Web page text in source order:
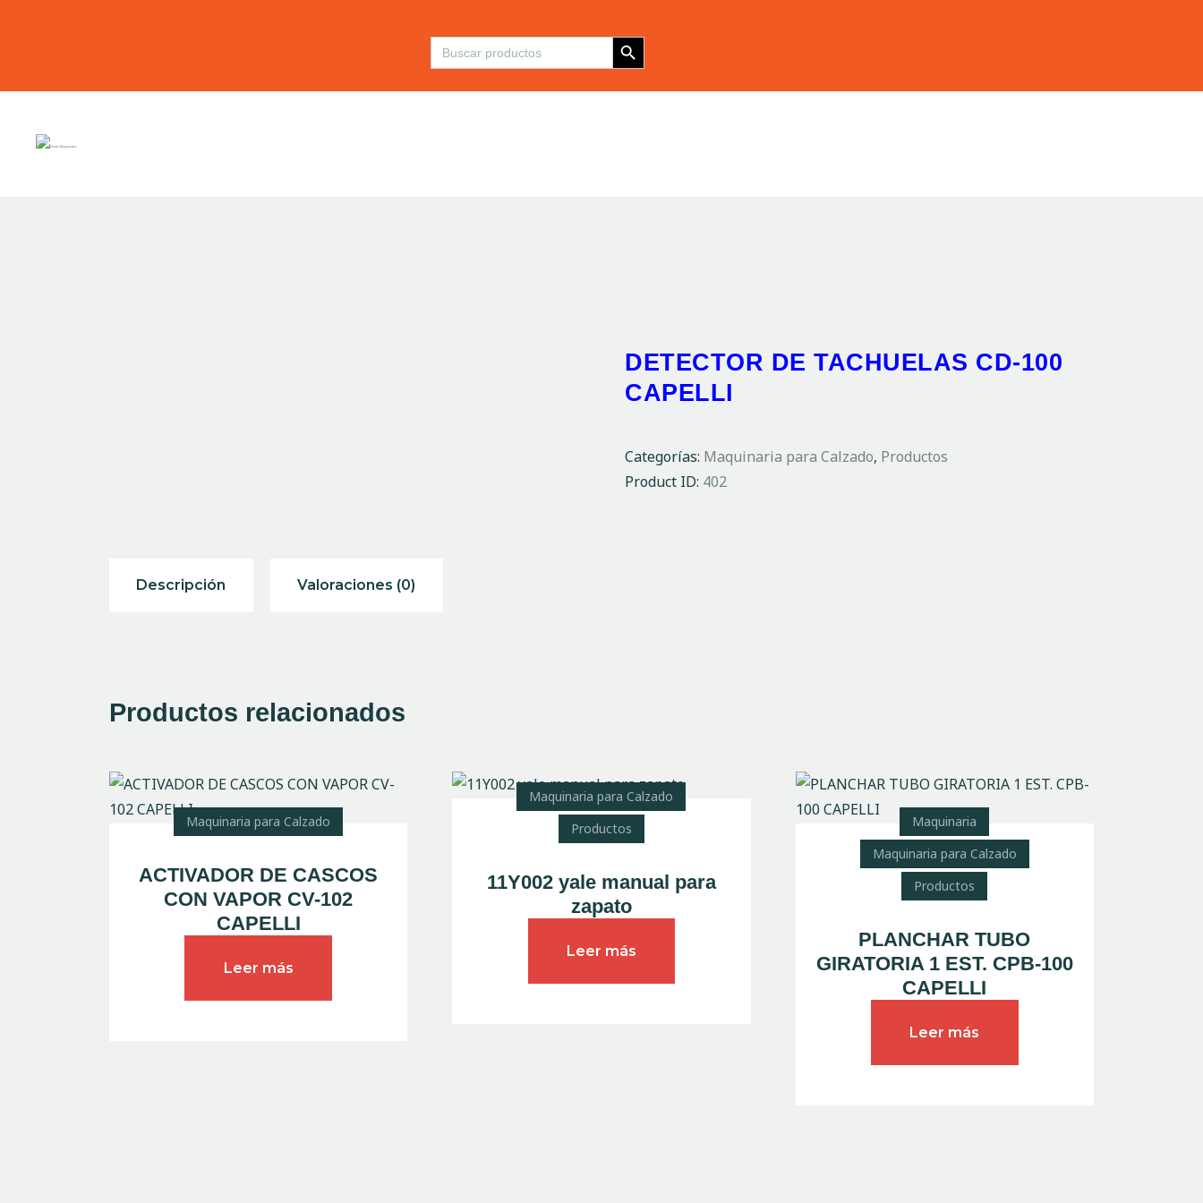
Buscar: Botón de búsqueda
Maquinaria
DETECTOR DE TACHUELAS CD-100
CAPELLI
Categorías: Maquinaria para Calzado, Productos
Product ID: 402
Descripción Valoraciones (0)
Productos relacionados
Maquinaria para Calzado
ACTIVADOR DE CASCOS
CON VAPOR CV-102
CAPELLI
Leer más
Maquinaria para Calzado
Productos
11Y002 yale manual para
zapato
Leer más
Maquinaria
Maquinaria para Calzado
Productos
PLANCHAR TUBO
GIRATORIA 1 EST. CPB-100
CAPELLI
Leer más